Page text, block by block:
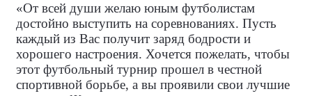
«От всей души желаю юным футболистам
достойно выступить на соревнованиях. Пусть
каждый из Вас получит заряд бодрости и
хорошего настроения. Хочется пожелать, чтобы
этот футбольный турнир прошел в честной
спортивной борьбе, а вы проявили свои лучшие